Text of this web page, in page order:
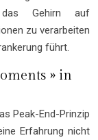
das Gehirn auf
zu verarbeiten
führt.
» in
Peak-End-Prinzip
Erfahrung nicht